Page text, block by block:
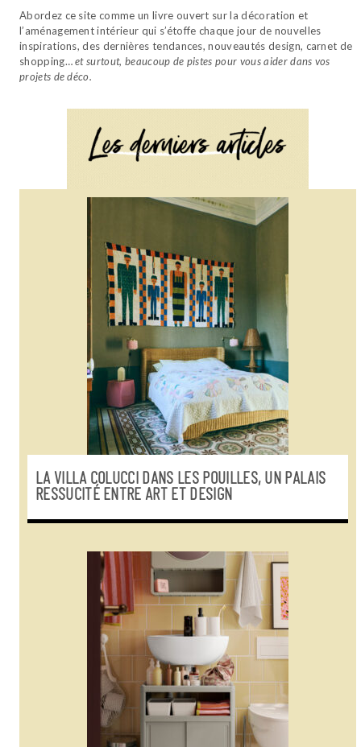
Abordez ce site comme un livre ouvert sur la décoration et
l’aménagement intérieur qui s’étoffe chaque jour de nouvelles
inspirations, des dernières tendances, nouveautés design, carnet de
shopping…et surtout, beaucoup de pistes pour vous aider dans vos
projets de déco.
LA VILLA COLUCCI DANS LES POUILLES, UN PALAIS
RESSUCITÉ ENTRE ART ET DESIGN